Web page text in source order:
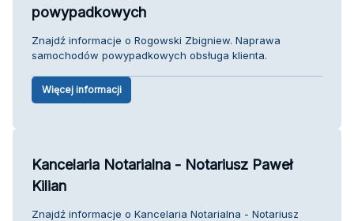
powypadkowych
Znajdź informacje o Rogowski Zbigniew. Naprawa
samochodów powypadkowych obsługa klienta.
Więcej informacji
Kancelaria Notarialna - Notariusz Paweł
Kilian
Znajdź informacje o Kancelaria Notarialna - Notariusz